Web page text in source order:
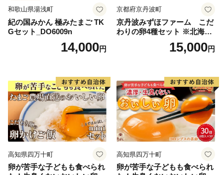
和歌山県湯浅町
紀の国みかん 極みたまご TK
Gセット_DO6009n
14,000円
京都府京丹波町
京丹波みずほファーム こだ
わりの卵4種セット ※北海
道・沖縄・その他離島は配送
15,000円
高知県四万十町
卵が苦手な子どもも食べられ
高知県四万十町
卵が苦手な子どもも食べられ